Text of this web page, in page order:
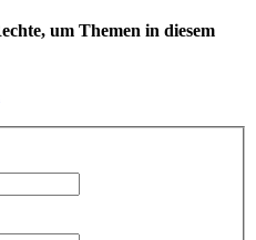
um Themen in diesem